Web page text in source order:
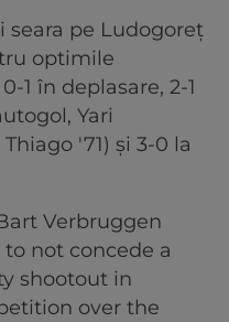
pe Ludogoreț
optimile
1 în deplasare, 2-1
Yari
'71) și 3-0 la
Verbruggen
not concede a
shootout in
over the